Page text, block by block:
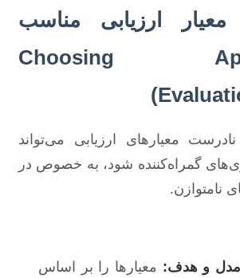
معیار ارزیابی مناسب
(Choosing
معیارهای ارزیابی می‌تواند
گمراه‌کننده شود، به خصوص در
نامتوازن.
و هدف: معیارها را بر اساس